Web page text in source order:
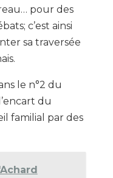
pour des
c’est ainsi
sa traversée
le n°2 du
du
familial par des